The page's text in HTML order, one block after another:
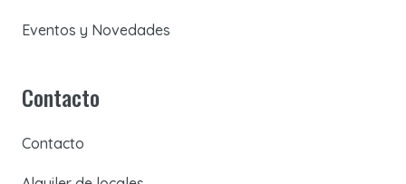
Eventos y Novedades
Contacto
Contacto